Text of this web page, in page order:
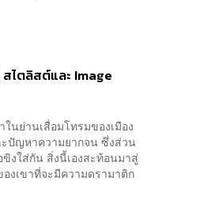
สไตลิสต์และ Image
นย่านเสื่อมโทรมของเมือง
ะปัญหาความยากจน ซึ่งส่วน
งใส่กัน สิ่งนี้เองสะท้อนมาสู่
งเขาที่จะมีความดรามาติก